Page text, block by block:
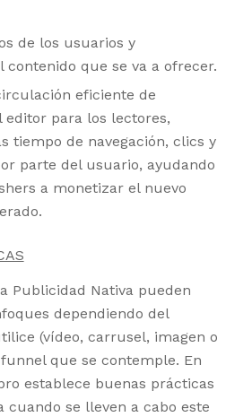
de los usuarios y
contenido que se va a ofrecer.
eficiente de
editor para los lectores,
tiempo de navegación, clics y
parte del usuario, ayudando
a monetizar el nuevo
Publicidad Nativa pueden
dependiendo del
(vídeo, carrusel, imagen o
que se contemple. En
establece buenas prácticas
cuando se lleven a cabo este